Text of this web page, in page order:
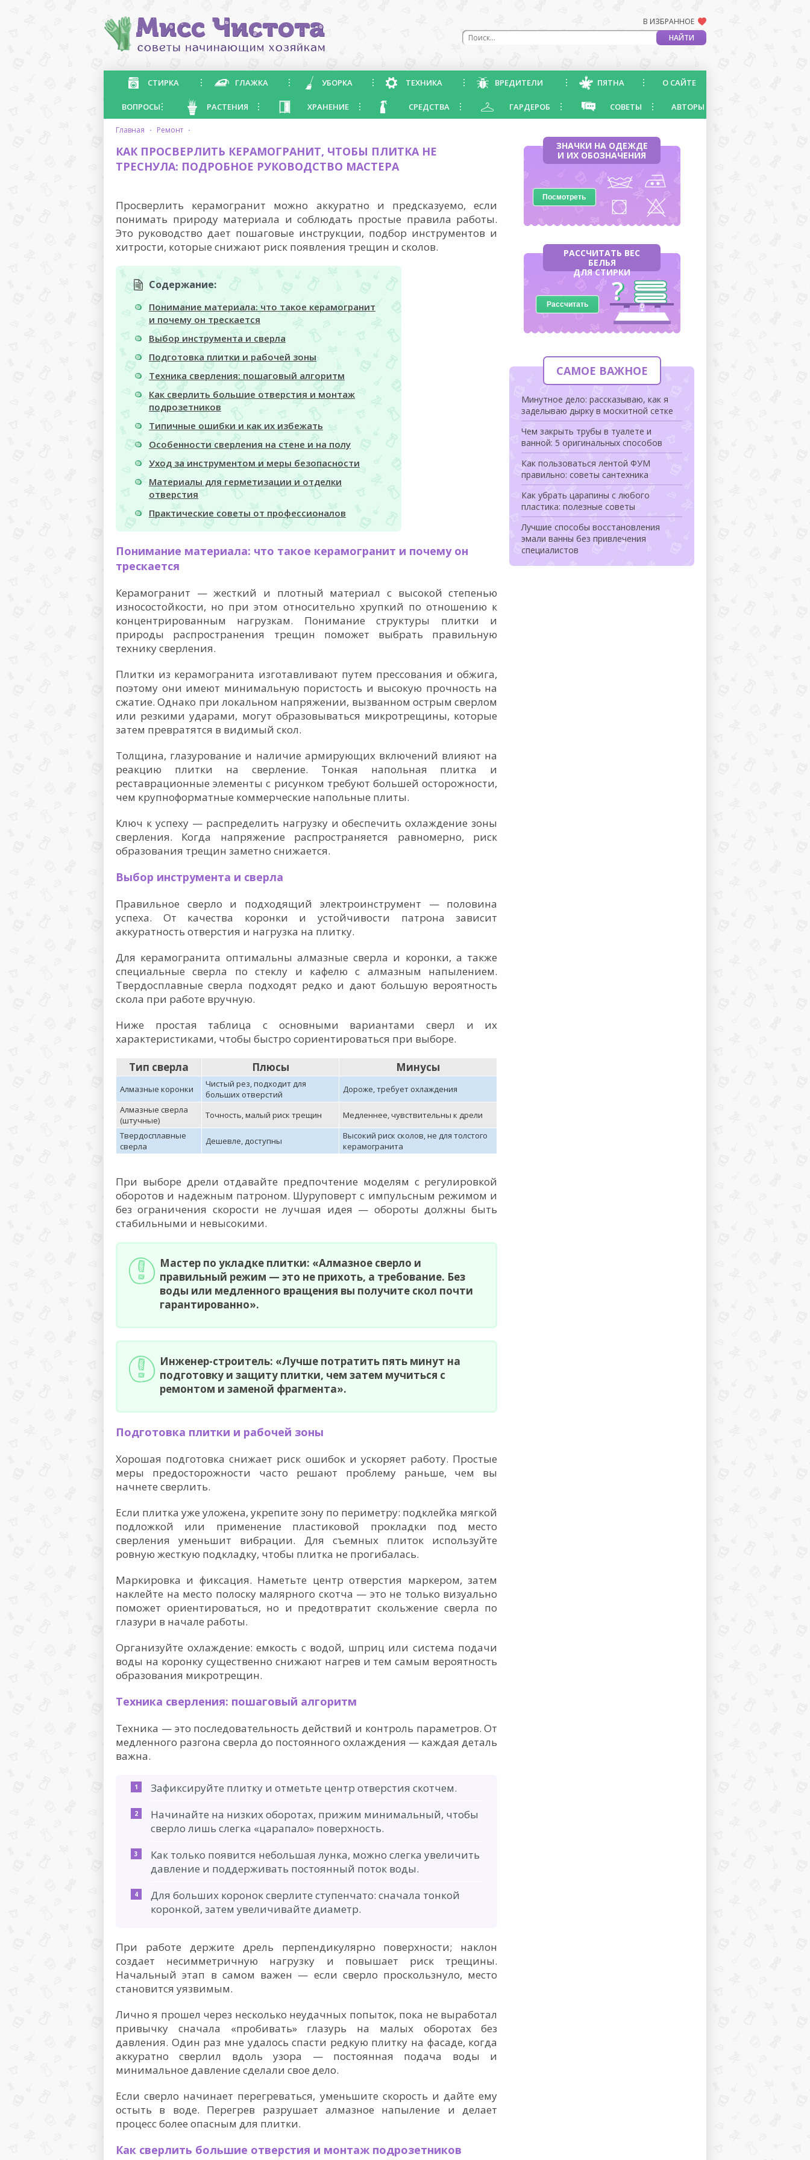
В ИЗБРАННОЕ
СТИРКА ГЛАЖКА УБОРКА ТЕХНИКА ВРЕДИТЕЛИ ПЯТНА О САЙТЕ
ВОПРОСЫ РАСТЕНИЯ ХРАНЕНИЕ СРЕДСТВА ГАРДЕРОБ СОВЕТЫ АВТОРЫ
главная · ремонт ·
КАК ПРОСВЕРЛИТЬ КЕРАМОГРАНИТ, ЧТОБЫ ПЛИТКА НЕ
ТРЕСНУЛА: ПОДРОБНОЕ РУКОВОДСТВО МАСТЕРА
Просверлить керамогранит можно аккуратно и предсказуемо, если
понимать природу материала и соблюдать простые правила работы.
Это руководство дает пошаговые инструкции, подбор инструментов и
хитрости, которые снижают риск появления трещин и сколов.
Содержание:
Понимание материала: что такое керамогранит
и почему он трескается
Выбор инструмента и сверла
Подготовка плитки и рабочей зоны
Техника сверления: пошаговый алгоритм
Как сверлить большие отверстия и монтаж
подрозетников
Типичные ошибки и как их избежать
Особенности сверления на стене и на полу
Уход за инструментом и меры безопасности
Материалы для герметизации и отделки
отверстия
Практические советы от профессионалов
Понимание материала: что такое керамогранит и почему он
трескается
Керамогранит — жесткий и плотный материал с высокой степенью
износостойкости, но при этом относительно хрупкий по отношению к
концентрированным нагрузкам. Понимание структуры плитки и
природы распространения трещин поможет выбрать правильную
технику сверления.
Плитки из керамогранита изготавливают путем прессования и обжига,
поэтому они имеют минимальную пористость и высокую прочность на
сжатие. Однако при локальном напряжении, вызванном острым сверлом
или резкими ударами, могут образовываться микротрещины, которые
затем превратятся в видимый скол.
Толщина, глазурование и наличие армирующих включений влияют на
реакцию плитки на сверление. Тонкая напольная плитка и
реставрационные элементы с рисунком требуют большей осторожности,
чем крупноформатные коммерческие напольные плиты.
Ключ к успеху — распределить нагрузку и обеспечить охлаждение зоны
сверления. Когда напряжение распространяется равномерно, риск
образования трещин заметно снижается.
Выбор инструмента и сверла
Правильное сверло и подходящий электроинструмент — половина
успеха. От качества коронки и устойчивости патрона зависит
аккуратность отверстия и нагрузка на плитку.
Для керамогранита оптимальны алмазные сверла и коронки, а также
специальные сверла по стеклу и кафелю с алмазным напылением.
Твердосплавные сверла подходят редко и дают большую вероятность
скола при работе вручную.
Ниже простая таблица с основными вариантами сверл и их
характеристиками, чтобы быстро сориентироваться при выборе.
Тип сверла Плюсы Минусы
Алмазные коронки
Чистый рез, подходит для
больших отверстий
Дороже, требует охлаждения
Алмазные сверла
(штучные)
Точность, малый риск трещин
Медленнее, чувствительны к дрели
Твердосплавные
сверла
Дешевле, доступны
Высокий риск сколов, не для толстого
керамогранита
При выборе дрели отдавайте предпочтение моделям с регулировкой
оборотов и надежным патроном. Шуруповерт с импульсным режимом и
без ограничения скорости не лучшая идея — обороты должны быть
стабильными и невысокими.
Мастер по укладке плитки: «Алмазное сверло и
правильный режим — это не прихоть, а требование. Без
воды или медленного вращения вы получите скол почти
гарантированно».
Инженер-строитель: «Лучше потратить пять минут на
подготовку и защиту плитки, чем затем мучиться с
ремонтом и заменой фрагмента».
Подготовка плитки и рабочей зоны
Хорошая подготовка снижает риск ошибок и ускоряет работу. Простые
меры предосторожности часто решают проблему раньше, чем вы
начнете сверлить.
Если плитка уже уложена, укрепите зону по периметру: подклейка мягкой
подложкой или применение пластиковой прокладки под место
сверления уменьшит вибрации. Для съемных плиток используйте
ровную жесткую подкладку, чтобы плитка не прогибалась.
Маркировка и фиксация. Наметьте центр отверстия маркером, затем
наклейте на место полоску малярного скотча — это не только визуально
поможет ориентироваться, но и предотвратит скольжение сверла по
глазури в начале работы.
Организуйте охлаждение: емкость с водой, шприц или система подачи
воды на коронку существенно снижают нагрев и тем самым вероятность
образования микротрещин.
Техника сверления: пошаговый алгоритм
Техника — это последовательность действий и контроль параметров. От
медленного разгона сверла до постоянного охлаждения — каждая деталь
важна.
Зафиксируйте плитку и отметьте центр отверстия скотчем.
Начинайте на низких оборотах, прижим минимальный, чтобы
сверло лишь слегка «царапало» поверхность.
Как только появится небольшая лунка, можно слегка увеличить
давление и поддерживать постоянный поток воды.
Для больших коронок сверлите ступенчато: сначала тонкой
коронкой, затем увеличивайте диаметр.
При работе держите дрель перпендикулярно поверхности; наклон
создает несимметричную нагрузку и повышает риск трещины.
Начальный этап в самом важен — если сверло проскользнуло, место
становится уязвимым.
Лично я прошел через несколько неудачных попыток, пока не выработал
привычку сначала «пробивать» глазурь на малых оборотах без
давления. Один раз мне удалось спасти редкую плитку на фасаде, когда
аккуратно сверлил вдоль узора — постоянная подача воды и
минимальное давление сделали свое дело.
Если сверло начинает перегреваться, уменьшите скорость и дайте ему
остыть в воде. Перегрев разрушает алмазное напыление и делает
процесс более опасным для плитки.
Как сверлить большие отверстия и монтаж подрозетников
ЗНАЧКИ НА ОДЕЖДЕ
И ИХ ОБОЗНАЧЕНИЯ
Посмотреть
РАССЧИТАТЬ ВЕС
БЕЛЬЯ
ДЛЯ СТИРКИ
Рассчитать
САМОЕ ВАЖНОЕ
Минутное дело: рассказываю, как я
заделываю дырку в москитной сетке
Чем закрыть трубы в туалете и
ванной: 5 оригинальных способов
Как пользоваться лентой ФУМ
правильно: советы сантехника
Как убрать царапины с любого
пластика: полезные советы
Лучшие способы восстановления
эмали ванны без привлечения
специалистов